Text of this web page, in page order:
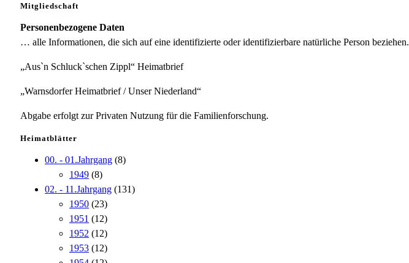
Mitgliedschaft
Personenbezogene Daten
… alle Informationen, die sich auf eine identifizierte oder identifizierbare natürliche Person beziehen.
„Aus`n Schluck`schen Zippl“ Heimatbrief
„Warnsdorfer Heimatbrief / Unser Niederland“
Abgabe erfolgt zur Privaten Nutzung für die Familienforschung.
Heimatblätter
00. - 01.Jahrgang (8)
1949 (8)
02. - 11.Jahrgang (131)
1950 (23)
1951 (12)
1952 (12)
1953 (12)